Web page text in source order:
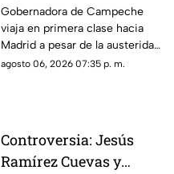
Gobernadora Layda
Sansores viaja en
primera clase hacia
Madrid
Gobernadora de Campeche
viaja en primera clase hacia
Madrid a pesar de la austeridad
republicana.
agosto 06, 2026 07:35 p. m.
Controversia: Jesús
Ramírez Cuevas y